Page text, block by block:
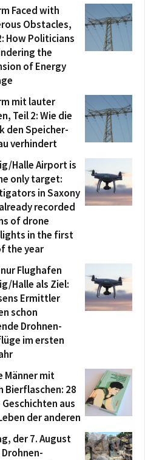
Faced with
Obstacles,
How Politicians
the
of Energy
mit lauter
Teil 2: Wie die
den Speicher-
verhindert
Halle Airport is
only target:
in Saxony
recorded
of drone
in the first
the year
Flughafen
Halle als Ziel:
Ermittler
schon
Drohnen-
im ersten
Männer mit
Bierflaschen: 28
aus
der anderen
der 7. August
Drohnen-